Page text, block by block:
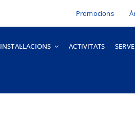
Promocions
INSTAL·LACIONS ACTIVITATS